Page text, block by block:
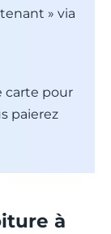
» via
carte pour
paierez
à